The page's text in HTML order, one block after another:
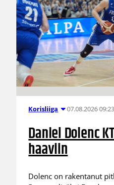
Korisliiga 07.08.2026 09:23
Daniel Dolenc
haaviin
Dolenc on rakentanut